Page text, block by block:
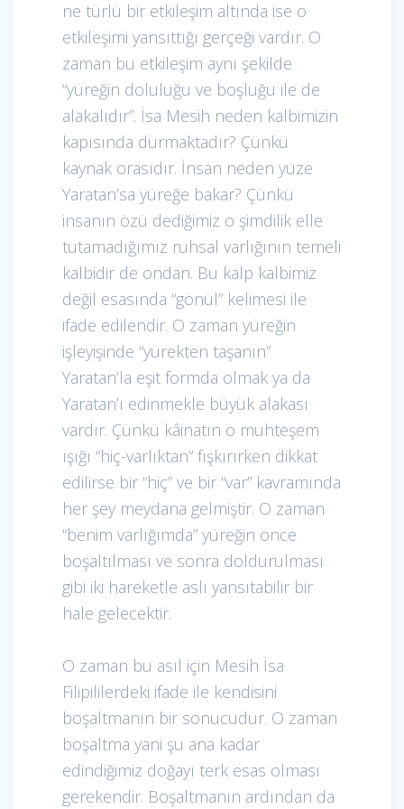
ne türlü bir etkileşim altında ise o
etkileşimi yansıttığı gerçeği vardır. O
zaman bu etkileşim aynı şekilde
“yüreğin doluluğu ve boşluğu ile de
alakalıdır”. İsa Mesih neden kalbimizin
kapısında durmaktadır? Çünkü
kaynak orasıdır. İnsan neden yüze
Yaratan’sa yüreğe bakar? Çünkü
insanın özü dediğimiz o şimdilik elle
tutamadığımız ruhsal varlığının temeli
kalbidir de ondan. Bu kalp kalbimiz
değil esasında “gönül” kelimesi ile
ifade edilendir. O zaman yüreğin
işleyişinde “yürekten taşanın”
Yaratan’la eşit formda olmak ya da
Yaratan’ı edinmekle büyük alakası
vardır. Çünkü kâinatın o muhteşem
ışığı “hiç-varlıktan” fışkırırken dikkat
edilirse bir “hiç” ve bir “var” kavramında
her şey meydana gelmiştir. O zaman
“benim varlığımda” yüreğin önce
boşaltılması ve sonra doldurulması
gibi iki hareketle aslı yansıtabilir bir
hale gelecektir.
O zaman bu asıl için Mesih İsa
Filipililerdeki ifade ile kendisini
boşaltmanın bir sonucudur. O zaman
boşaltma yani şu ana kadar
edindiğimiz doğayı terk esas olması
gerekendir. Boşaltmanın ardından da